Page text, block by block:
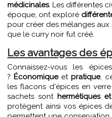
médicinales. Les différentes
époque, ont exploré
pour créer des mélanges aux
que le curry noir fut créé.
Les avantages des
Connaissez-vous les
? Économiqueetpratique,
les flacons d'épices en
sachets sont hermétiques
protègent ainsi vos épices